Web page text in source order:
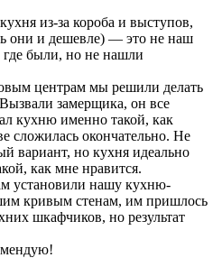
из-за короба и выступов,
они и дешевле) — это не наш
были, но не нашли
центрам мы решили делать
замерщика, он все
кухню именно такой, как
сложилась окончательно. Не
вариант, но кухня идеально
как мне нравится.
установили нашу кухню-
кривым стенам, им пришлось
шкафчиков, но результат